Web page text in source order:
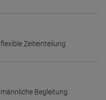
flexible Zeiteinteilung
männliche Begleitung